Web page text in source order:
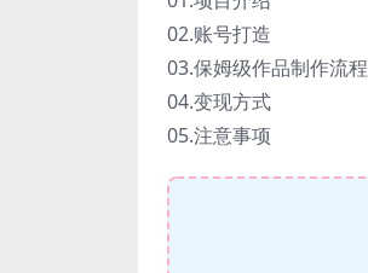
02.账号打造
03.保姆级作品制作流程
04.变现方式
05.注意事项